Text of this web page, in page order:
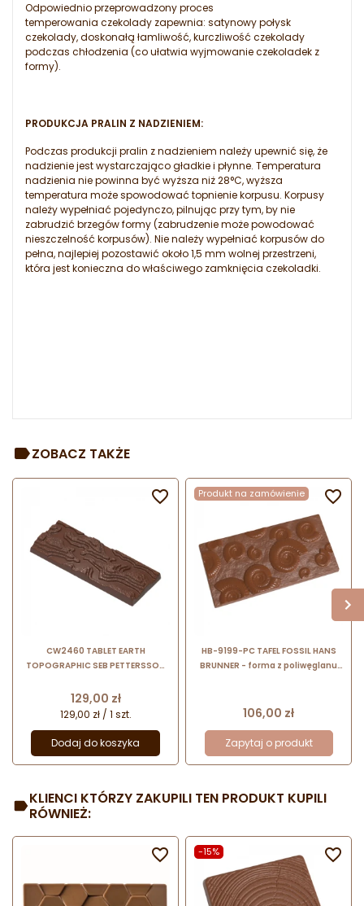
Odpowiednio przeprowadzony proces
temperowania czekolady zapewnia: satynowy połysk
czekolady, doskonałą łamliwość, kurczliwość czekolady
podczas chłodzenia (co ułatwia wyjmowanie czekoladek z
formy).
PRODUKCJA PRALIN Z NADZIENIEM:
Podczas produkcji pralin z nadzieniem należy upewnić się, że
nadzienie jest wystarczająco gładkie i płynne. Temperatura
nadzienia nie powinna być wyższa niż 28°C, wyższa
temperatura może spowodować topnienie korpusu. Korpusy
należy wypełniać pojedynczo, pilnując przy tym, by nie
zabrudzić brzegów formy (zabrudzenie może powodować
nieszczelność korpusów). Nie należy wypełniać korpusów do
pełna, najlepiej pozostawić około 1,5 mm wolnej przestrzeni,
która jest konieczna do właściwego zamknięcia czekoladki.
ZOBACZ TAKŻE
CW2460 TABLET EARTH
TOPOGRAPHIC SEB PETTERSSON
poliwęglanu do tabliczek
czekolady - poj. 84 g
Cena
129,00 zł
129,00 zł / 1 szt.
Dodaj do koszyka
 Produkt na zamówienie
HB-9199-PC TAFEL FOSSIL HANS
BRUNNER - forma z poliwęglanu
Cena
106,00 zł
Zapytaj o produkt

KLIENCI KTÓRZY ZAKUPILI TEN PRODUKT KUPILI
RÓWNIEŻ:
 -15% 